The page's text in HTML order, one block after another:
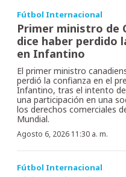
Fútbol Internacional
Primer ministro de
dice haber perdido
en Infantino
El primer ministro
perdió la confianza en el
Infantino, tras el intento
una participación en una
los derechos comerciales
Mundial.
Agosto 6, 2026 11:30 a. m.
Fútbol Internacional